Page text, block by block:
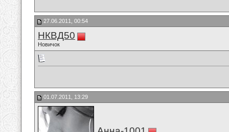
27.06.2011, 00:54
НКВД50
Новичок
01.07.2011, 13:29